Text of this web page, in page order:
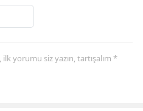
yorumu siz yazın, tartışalım *